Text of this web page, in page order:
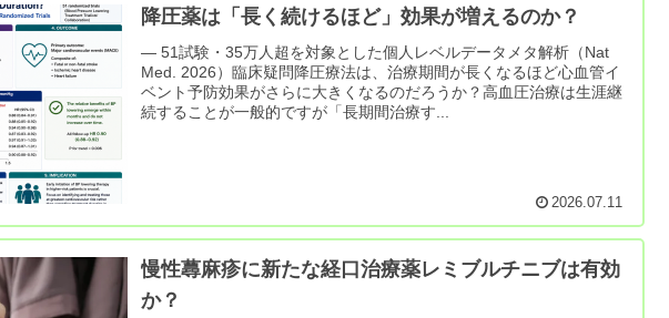
降圧薬は「長く続けるほど」効果が増えるのか？
― 51試験・35万人超を対象とした個人レベルデータメタ解析（Nat
Med. 2026）臨床疑問降圧療法は、治療期間が長くなるほど心血管イ
ベント予防効果がさらに大きくなるのだろうか？高血圧治療は生涯継
続することが一般的ですが「長期間治療す...
2026.07.11
慢性蕁麻疹に新たな経口治療薬レミブルチニブは有効
か？